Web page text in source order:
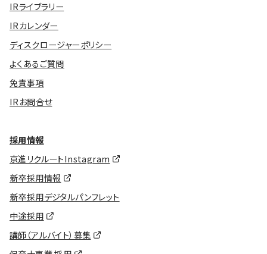
IRライブラリー
IRカレンダー
ディスクロージャーポリシー
よくあるご質問
免責事項
IRお問合せ
採用情報
京進リクルートInstagram
新卒採用情報
新卒採用デジタルパンフレット
中途採用
講師（アルバイト）募集